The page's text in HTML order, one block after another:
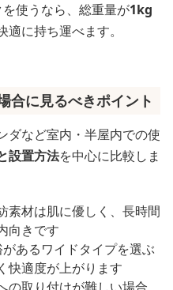
使うなら、総重量が1kg
に持ち運べます。
合に見るべきポイント
ダなど室内・半屋内での使
設置方法を中心に比較しま
素材は肌に優しく、長時間
向きです
あるワイドタイプを選ぶ
快適度が上がります